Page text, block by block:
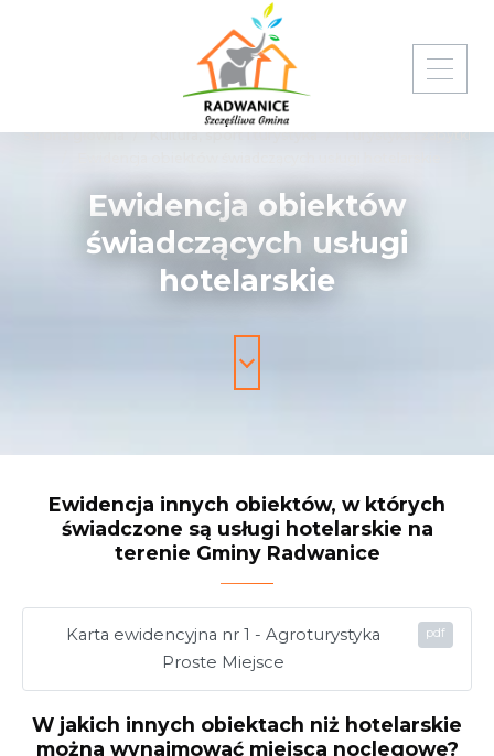
Strona główna Kultura, sport i turystyka
Turystyka i zabytki
Ewidencja obiektów
świadczących usługi
hotelarskie
Ewidencja innych obiektów, w których
świadczone są usługi hotelarskie na
terenie Gminy Radwanice
Karta ewidencyjna nr 1 - Agroturystyka
Proste Miejsce
W jakich innych obiektach niż hotelarskie
można wynajmować miejsca noclegowe?